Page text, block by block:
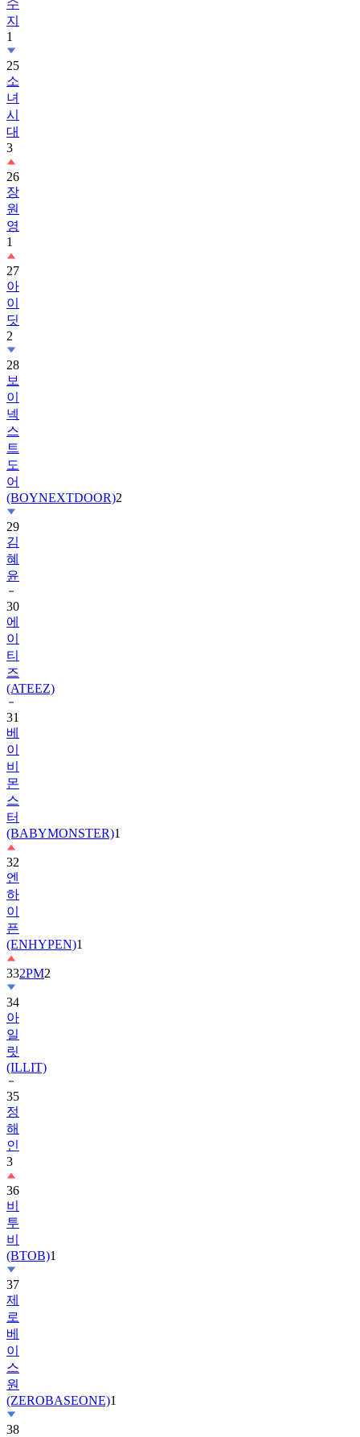
1
25
소
녀
시
대
3
26
장
원
영
1
27
아
이
딧
2
28
보
이
넥
스
트
도
어
(BOYNEXTDOOR)
29
김
혜
윤
30
에
이
티
즈
(ATEEZ)
31
베
이
비
몬
스
터
(BABYMONSTER)
32
엔
하
이
픈
(ENHYPEN)
332PM2
34
아
일
릿
(ILLIT)
35
정
해
인
3
36
비
투
비
(BTOB)
37
제
로
베
이
스
원
(ZEROBASEONE)
38
슈
퍼